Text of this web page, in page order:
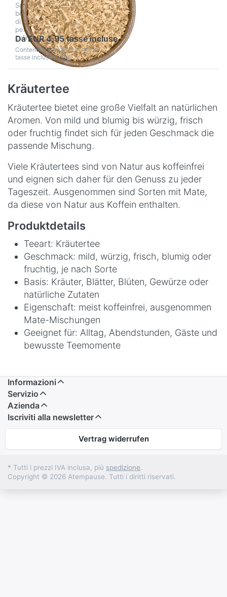
Scoprite il puro piacere e i
benefici della nostra radice
di liquirizia naturale. Ideale
per tisane e creazioni
culinarie!
Disponibile
Da EUR 4,95 tasse incluse
Contenuto: 0,1 kg (EUR 49,50
tasse incluse / 1 kg)
Kräutertee
Kräutertee bietet eine große Vielfalt an natürlichen
Aromen. Von mild und blumig bis würzig, frisch
oder fruchtig findet sich für jeden Geschmack die
passende Mischung.
Viele Kräutertees sind von Natur aus koffeinfrei
und eignen sich daher für den Genuss zu jeder
Tageszeit. Ausgenommen sind Sorten mit Mate,
da diese von Natur aus Koffein enthalten.
Produktdetails
Teeart: Kräutertee
Geschmack: mild, würzig, frisch, blumig oder
fruchtig, je nach Sorte
Basis: Kräuter, Blätter, Blüten, Gewürze oder
natürliche Zutaten
Eigenschaft: meist koffeinfrei, ausgenommen
Mate-Mischungen
Geeignet für: Alltag, Abendstunden, Gäste und
bewusste Teemomente
Informazioni
Servizio
Azienda
Iscriviti alla newsletter
Vertrag widerrufen
* Tutti i prezzi IVA inclusa, più spedizione.
Copyright © 2026 Atempause. Tutti i diritti riservati.